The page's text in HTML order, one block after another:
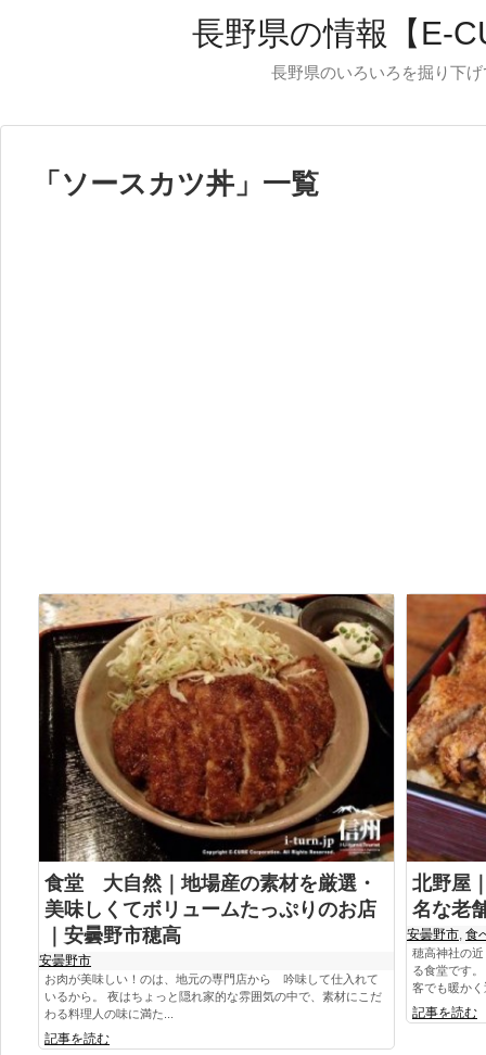
長野県の情報【E-
長野県のいろいろを掘り下
「 ソースカツ丼 」 一覧
食堂 大自然｜地場産の素材を厳選・
美味しくてボリュームたっぷりのお店
｜安曇野市穂高
安曇野市
お肉が美味しい！のは、地元の専門店から 吟味して仕入れて
いるから。 夜はちょっと隠れ家的な雰囲気の中で、素材にこだ
わる料理人の味に満た...
記事を読む
北野屋
名な老
安曇野市 食
穂高神社の
る食堂です
客でも暖か
記事を読む